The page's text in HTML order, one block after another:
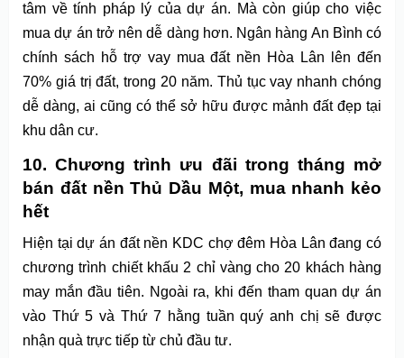
tâm về tính pháp lý của dự án. Mà còn giúp cho việc
mua dự án trở nên dễ dàng hơn. Ngân hàng An Bình có
chính sách hỗ trợ vay mua đất nền Hòa Lân lên đến
70% giá trị đất, trong 20 năm. Thủ tục vay nhanh chóng
dễ dàng, ai cũng có thể sở hữu được mảnh đất đẹp tại
khu dân cư.
10. Chương trình ưu đãi trong tháng mở
bán đất nền Thủ Dầu Một, mua nhanh kẻo
hết
Hiện tại dự án đất nền KDC chợ đêm Hòa Lân đang có
chương trình chiết khấu 2 chỉ vàng cho 20 khách hàng
may mắn đầu tiên. Ngoài ra, khi đến tham quan dự án
vào Thứ 5 và Thứ 7 hằng tuần quý anh chị sẽ được
nhận quà trực tiếp từ chủ đầu tư.